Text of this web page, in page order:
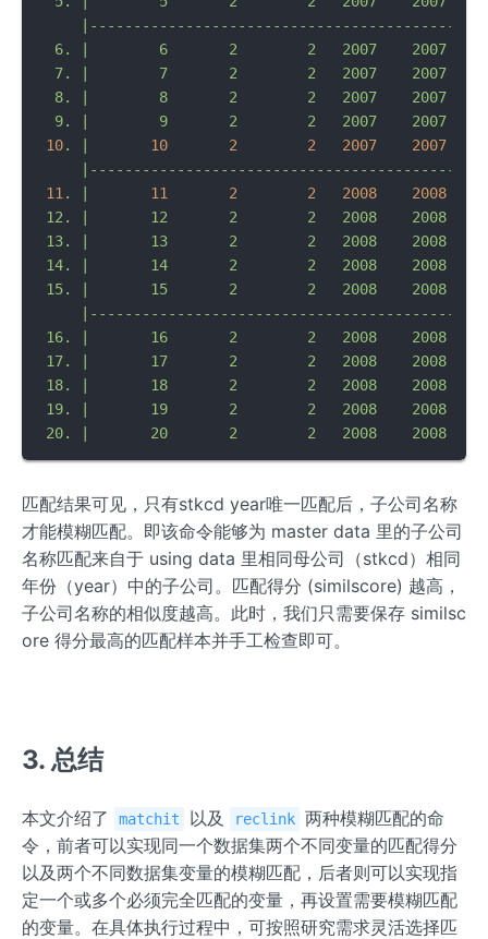
6. |        6       2        2   2007    2007
7. |        7       2        2   2007    2007
8. |        8       2        2   2007    2007
10. 10 2 2 2007 2007
11 . 11 2 2 2008 2008
12. |       12       2        2   2008    2008     万科
13. |       13       2        2   2008    2008
14. |       14       2        2   2008    2008     上海
15. |       15       2        2   2008    2008       上海
16. |       16       2        2   2008    2008       上海
17. |       17       2        2   2008    2008       上海
18. |       18       2        2   2008    2008       上海
19. |       19       2        2   2008    2008         上
匹配结果可见，只有stkcd year唯一匹配后，子公司名称
才能模糊匹配。即该命令能够为 master data 里的子公司
名称匹配来自于 using data 里相同母公司（stkcd）相同
年份（year）中的子公司。匹配得分 (similscore) 越高，
子公司名称的相似度越高。此时，我们只需要保存 similsc
ore 得分最高的匹配样本并手工检查即可。
3. 总结
本文介绍了 matchit 以及 reclink 两种模糊匹配的命
令，前者可以实现同一个数据集两个不同变量的匹配得分
以及两个不同数据集变量的模糊匹配，后者则可以实现指
定一个或多个必须完全匹配的变量，再设置需要模糊匹配
的变量。在具体执行过程中，可按照研究需求灵活选择匹